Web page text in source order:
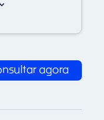
agora